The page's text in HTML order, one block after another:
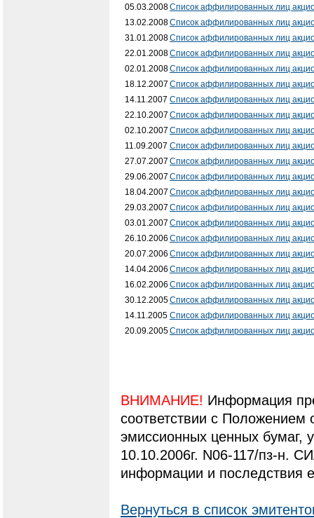
05.03.2008Список аффилированных лиц
13.02.2008Список аффилированных лиц
31.01.2008Список аффилированных лиц
22.01.2008Список аффилированных лиц
02.01.2008Список аффилированных лиц
18.12.2007 Список аффилированных лиц
14.11.2007 Список аффилированных лиц
22.10.2007 Список аффилированных лиц
02.10.2007 Список аффилированных лиц
11.09.2007 Список аффилированных лиц
27.07.2007 Список аффилированных лиц
29.06.2007 Список аффилированных лиц
18.04.2007 Список аффилированных лиц
29.03.2007 Список аффилированных лиц
03.01.2007 Список аффилированных лиц
26.10.2006 Список аффилированных лиц
20.07.2006 Список аффилированных лиц
14.04.2006 Список аффилированных лиц
16.02.2006 Список аффилированных лиц
30.12.2005Список аффилированных лиц
14.11.2005 Список аффилированных лиц
20.09.2005Список аффилированных лиц
ВНИМАНИЕ! Информация
соответствии с
эмиссионных ценных
10.10.2006г. N06-117/пз-н.
информации и последствия
Вернуться в список